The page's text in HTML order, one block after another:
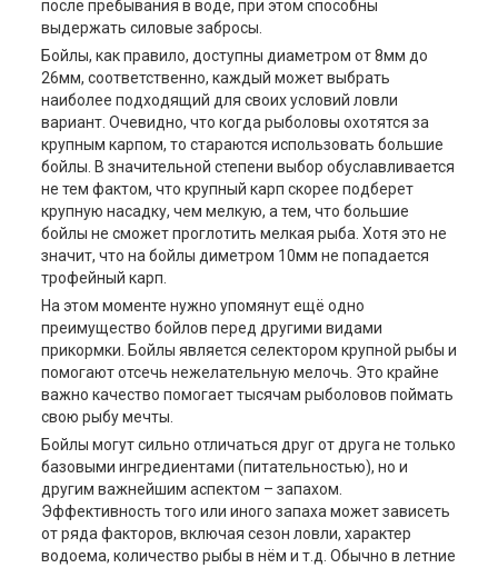
после пребывания в воде, при этом способны
выдержать силовые забросы.
Бойлы, как правило, доступны диаметром от 8мм до
26мм, соответственно, каждый может выбрать
наиболее подходящий для своих условий ловли
вариант. Очевидно, что когда рыболовы охотятся за
крупным карпом, то стараются использовать большие
бойлы. В значительной степени выбор обуславливается
не тем фактом, что крупный карп скорее подберет
крупную насадку, чем мелкую, а тем, что большие
бойлы не сможет проглотить мелкая рыба. Хотя это не
значит, что на бойлы диметром 10мм не попадается
трофейный карп.
На этом моменте нужно упомянут ещё одно
преимущество бойлов перед другими видами
прикормки. Бойлы является селектором крупной рыбы и
помогают отсечь нежелательную мелочь. Это крайне
важно качество помогает тысячам рыболовов поймать
свою рыбу мечты.
Бойлы могут сильно отличаться друг от друга не только
базовыми ингредиентами (питательностью), но и
другим важнейшим аспектом – запахом.
Эффективность того или иного запаха может зависеть
от ряда факторов, включая сезон ловли, характер
водоема, количество рыбы в нём и т.д. Обычно в летние